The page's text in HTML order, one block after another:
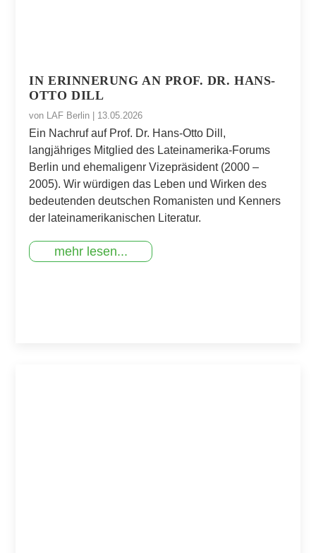
IN ERINNERUNG AN PROF. DR. HANS-
OTTO DILL
von LAF Berlin 13.05.2026
Ein Nachruf auf Prof. Dr. Hans-Otto Dill,
langjähriges Mitglied des Lateinamerika-Forums
Berlin und ehemaligenr Vizepräsident (2000 –
2005). Wir würdigen das Leben und Wirken des
bedeutenden deutschen Romanisten und Kenners
der lateinamerikanischen Literatur.
mehr lesen...